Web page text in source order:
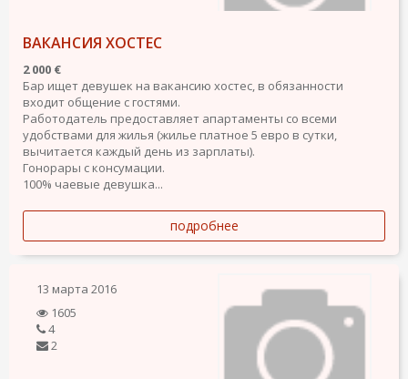
ВАКАНСИЯ ХОСТЕС
2 000 €
Бар ищет девушек на вакансию хостес, в обязанности
входит общение с гостями.
Работодатель предоставляет апартаменты со всеми
удобствами для жилья (жилье платное 5 евро в сутки,
вычитается каждый день из зарплаты).
Гонорары с консумации.
100% чаевые девушка...
подробнее
13 марта 2016
1605
4
2